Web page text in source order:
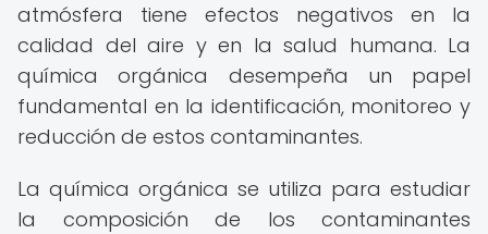
atmósfera tiene efectos negativos en la
calidad del aire y en la salud humana. La
química orgánica desempeña un papel
fundamental en la identificación, monitoreo y
reducción de estos contaminantes.
La química orgánica se utiliza para estudiar
la composición de los contaminantes